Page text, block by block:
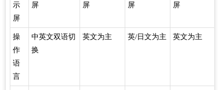
示
屏
屏
屏
屏
屏
操
作
语
言
中英文双语切
换
英文为主 英/日文为主 英文为主